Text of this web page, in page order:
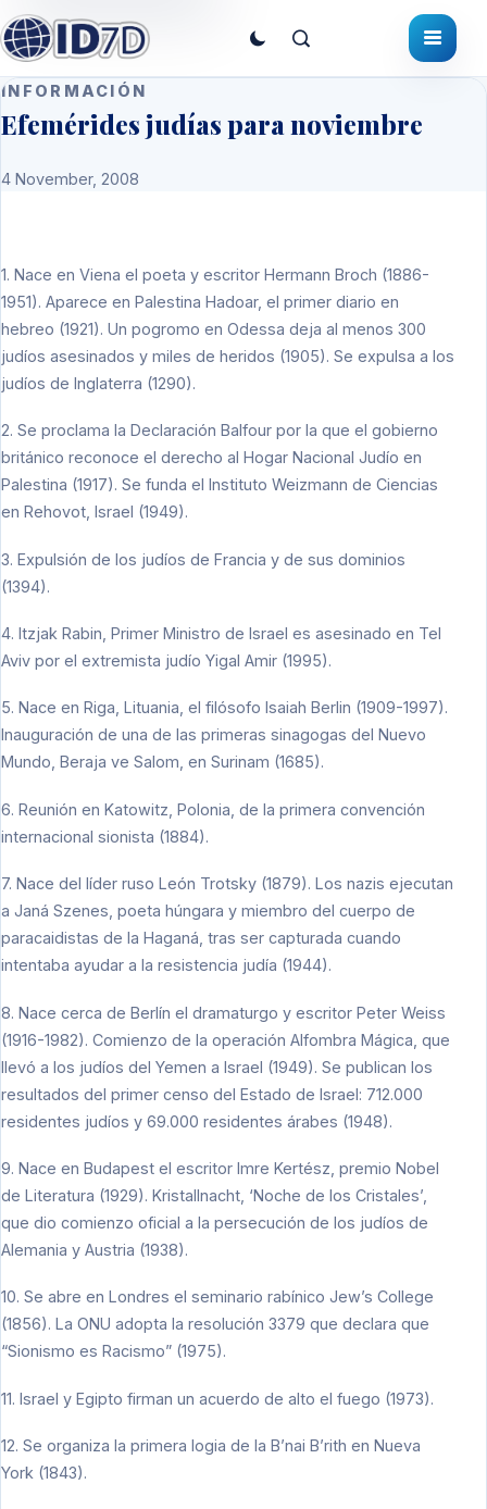
INFORMACIÓN
Efemérides judías para noviembre
4 November, 2008
1. Nace en Viena el poeta y escritor Hermann Broch (1886-
1951). Aparece en Palestina Hadoar, el primer diario en
hebreo (1921). Un pogromo en Odessa deja al menos 300
judíos asesinados y miles de heridos (1905). Se expulsa a los
judíos de Inglaterra (1290).
2. Se proclama la Declaración Balfour por la que el gobierno
británico reconoce el derecho al Hogar Nacional Judío en
Palestina (1917). Se funda el Instituto Weizmann de Ciencias
en Rehovot, Israel (1949).
3. Expulsión de los judíos de Francia y de sus dominios
(1394).
4. Itzjak Rabin, Primer Ministro de Israel es asesinado en Tel
Aviv por el extremista judío Yigal Amir (1995).
5. Nace en Riga, Lituania, el filósofo Isaiah Berlin (1909-1997).
Inauguración de una de las primeras sinagogas del Nuevo
Mundo, Beraja ve Salom, en Surinam (1685).
6. Reunión en Katowitz, Polonia, de la primera convención
internacional sionista (1884).
7. Nace del líder ruso León Trotsky (1879). Los nazis ejecutan
a Janá Szenes, poeta húngara y miembro del cuerpo de
paracaidistas de la Haganá, tras ser capturada cuando
intentaba ayudar a la resistencia judía (1944).
8. Nace cerca de Berlín el dramaturgo y escritor Peter Weiss
(1916-1982). Comienzo de la operación Alfombra Mágica, que
llevó a los judíos del Yemen a Israel (1949). Se publican los
resultados del primer censo del Estado de Israel: 712.000
residentes judíos y 69.000 residentes árabes (1948).
9. Nace en Budapest el escritor Imre Kertész, premio Nobel
de Literatura (1929). Kristallnacht, ‘Noche de los Cristales’,
que dio comienzo oficial a la persecución de los judíos de
Alemania y Austria (1938).
10. Se abre en Londres el seminario rabínico Jew’s College
(1856). La ONU adopta la resolución 3379 que declara que
“Sionismo es Racismo” (1975).
11. Israel y Egipto firman un acuerdo de alto el fuego (1973).
12. Se organiza la primera logia de la B’nai B’rith en Nueva
York (1843).